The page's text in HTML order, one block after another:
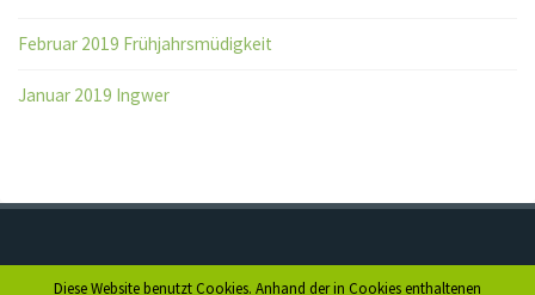
Februar 2019 Frühjahrsmüdigkeit
Januar 2019 Ingwer
Diese Website benutzt Cookies. Anhand der in Cookies enthaltenen